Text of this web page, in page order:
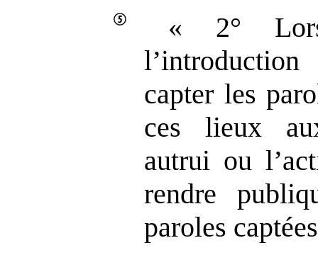
« 2°
capter les
ces lieux
autrui ou
rendre
paroles